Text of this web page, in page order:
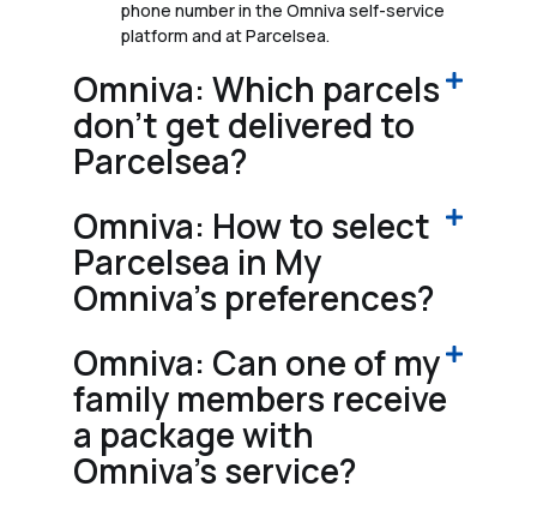
phone number in the Omniva self-service
platform and at Parcelsea.
Omniva: Which parcels
don't get delivered to
Parcelsea?
Omniva: How to select
Parcelsea in My
Omniva's preferences?
Omniva: Can one of my
family members receive
a package with
Omniva's service?